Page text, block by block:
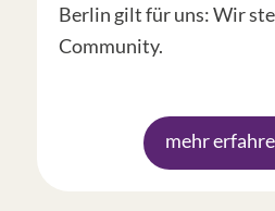
Berlin gilt für uns: Wir
Community.
mehr